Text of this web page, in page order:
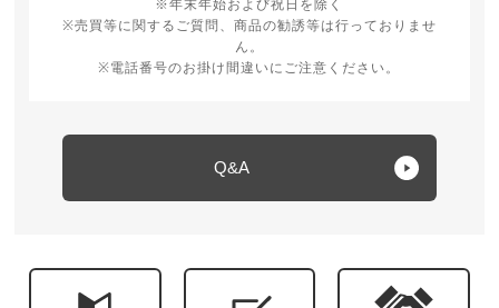
※年末年始および祝日を除く
※売買等に関するご質問、商品の勧誘等は行っておりませ
ん。
※電話番号のお掛け間違いにご注意ください。
Q&A